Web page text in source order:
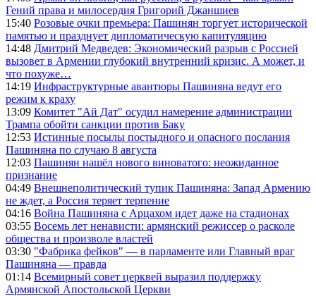
Гений права и милосердия Григорий Джаншиев
15:40 Розовые очки премьера: Пашинян торгует исторической
памятью и празднует дипломатическую капитуляцию
14:48 Дмитрий Медведев: Экономический разрыв с Россией
вызовет в Армении глубокий внутренний кризис. А может, и
что похуже…
14:19 Инфраструктурные авантюры Пашиняна ведут его
режим к краху
13:09 Комитет "Ай Дат" осудил намерение администрации
Трампа обойти санкции против Баку
12:53 Истинные посылы постыдного и опасного послания
Пашиняна по случаю 8 августа
12:03 Пашинян нашёл нового виноватого: неожиданное
признание
04:49 Внешнеполитический тупик Пашиняна: Запад Армению
не ждет, а Россия теряет терпение
04:16 Война Пашиняна с Арцахом идет даже на стадионах
03:55 Восемь лет ненависти: армянский режиссер о расколе
общества и произволе властей
03:30 "Фабрика фейков" — в парламенте или Главный враг
Пашиняна — правда
01:14 Всемирный совет церквей выразил поддержку
Армянской Апостольской Церкви